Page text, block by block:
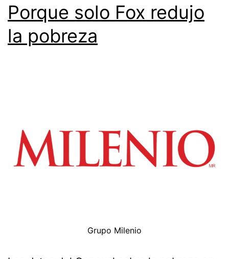
Porque solo Fox redujo
la pobreza
Grupo Milenio